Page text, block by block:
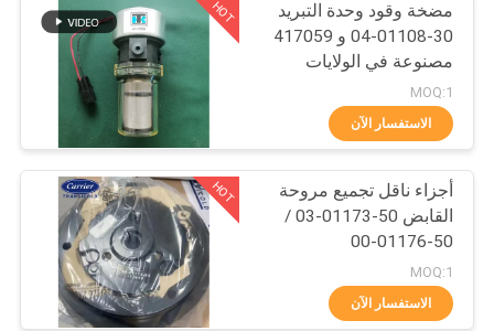
حولنا
جولة
في
المصنع
مراقبة
الجودة
وحدات التبريد الملك
الحراري Van
21
HOT
مضخة وقود وحدة التبريد
30-01108-04 و 417059
مصنوعة في الولايات
المتحدة الأمريكية استبدال
30-66840-00
MOQ:1
الاستفسار الآن
HOT
أجزاء ناقل تجميع مروحة
القابض 50-01173-03 /
50-01176-00
MOQ:1
الاستفسار الآن